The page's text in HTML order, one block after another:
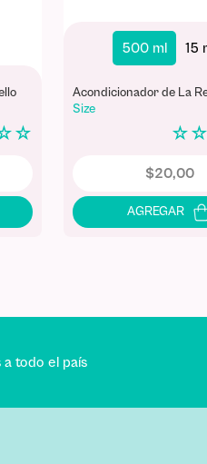
☆
500 ml 15
Acondicionador de La
Size
☆ ☆
$20,00
a todo el país